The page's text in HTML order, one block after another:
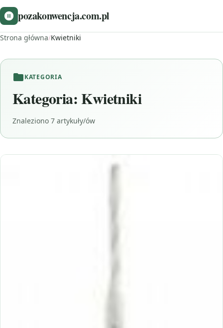
pozakonwencja.com.pl
Strona główna/Kwietniki
KATEGORIA
Kategoria: Kwietniki
Znaleziono 7 artykuły/ów